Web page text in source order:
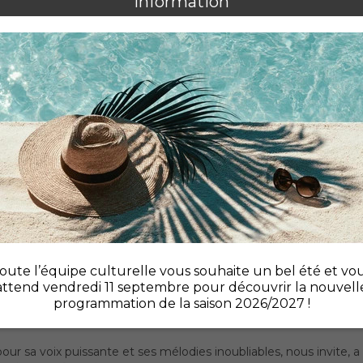
la scène pop avec un spectacle inédit « Mon histoire d"amour
sa voix puissante et ses mélodies inoubliables, nous invite, a
l’équipe culturelle vous souhaite un bel été et
vendredi 11 septembre pour découvrir la
programmation de la saison 2026/2027 !